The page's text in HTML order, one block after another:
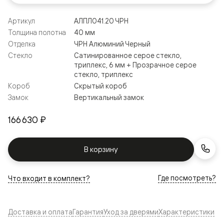
166 630 ₽
В корзину
Артикул
АЛПЛ041.20 ЧРН
Толщина полотна
40 мм
Отделка
ЧРН Алюминий Черный
Стекло
Сатинированное серое стекло,
триплекс, 6 мм + Прозрачное серое
стекло, триплекс
Короб
Скрытый короб
Замок
Вертикальный замок
Что входит в комплект? Где посмотреть?
Доставка и оплатаГарантияУход за дверямиХарактеристики